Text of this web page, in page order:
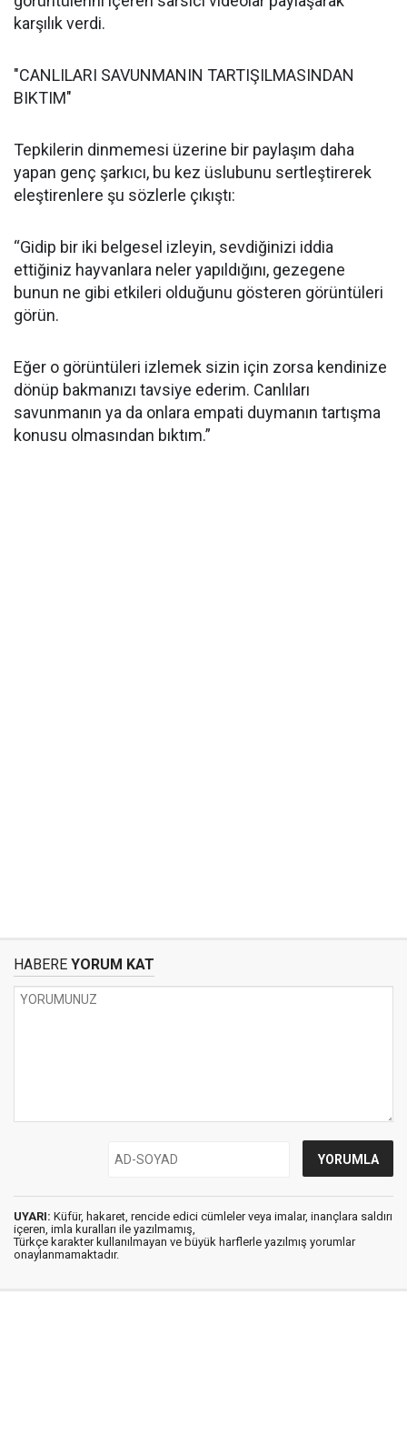
karşılık verdi.
"CANLILARI SAVUNMANIN TARTIŞILMASINDAN
BIKTIM"
Tepkilerin dinmemesi üzerine bir paylaşım daha
yapan genç şarkıcı, bu kez üslubunu sertleştirerek
eleştirenlere şu sözlerle çıkıştı:
“Gidip bir iki belgesel izleyin, sevdiğinizi iddia
ettiğiniz hayvanlara neler yapıldığını, gezegene
bunun ne gibi etkileri olduğunu gösteren görüntüleri
görün.
Eğer o görüntüleri izlemek sizin için zorsa kendinize
dönüp bakmanızı tavsiye ederim. Canlıları
savunmanın ya da onlara empati duymanın tartışma
konusu olmasından bıktım.”
HABERE YORUM KAT
UYARI: Küfür, hakaret, rencide edici cümleler veya imalar, inançlara saldırı
içeren, imla kuralları ile yazılmamış,
Türkçe karakter kullanılmayan ve büyük harflerle yazılmış yorumlar
onaylanmamaktadır.